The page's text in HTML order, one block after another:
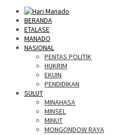
BERANDA
ETALASE
MANADO
NASIONAL
PENTAS POLITIK
HUKRIM
EKUIN
PENDIDIKAN
SULUT
MINAHASA
MINSEL
MINUT
MONGONDOW RAYA